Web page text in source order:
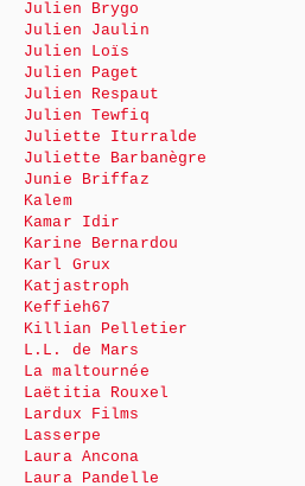
Julien Brygo
Julien Jaulin
Julien Loïs
Julien Paget
Julien Respaut
Julien Tewfiq
Juliette Iturralde
Juliette Barbanègre
Junie Briffaz
Kalem
Kamar Idir
Karine Bernardou
Karl Grux
Katjastroph
Keffieh67
Killian Pelletier
L.L. de Mars
La maltournée
Laëtitia Rouxel
Lardux Films
Lasserpe
Laura Ancona
Laura Pandelle